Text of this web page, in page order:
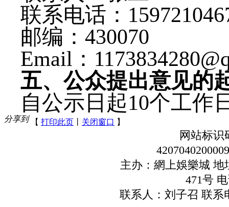
联系电话：
邮编： 430070
Email ： 1173834280@
五、公众提出意见的
自公示日起10个工作
分享到 【 打印此页 关闭窗口 】
网站标识
主办：網上娛樂城
471号
联系人：刘子召 联系